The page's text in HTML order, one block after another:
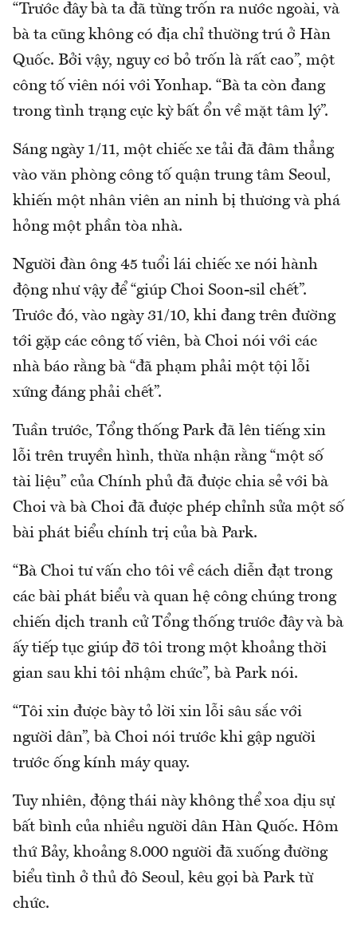
“Trước đây bà ta đã từng trốn ra nước ngoài, và
bà ta cũng không có địa chỉ thường trú ở Hàn
Quốc. Bởi vậy, nguy cơ bỏ trốn là rất cao”, một
công tố viên nói với Yonhap. “Bà ta còn đang
trong tình trạng cực kỳ bất ổn về mặt tâm lý”.
Sáng ngày 1/11, một chiếc xe tải đã đâm thẳng
vào văn phòng công tố quận trung tâm Seoul,
khiến một nhân viên an ninh bị thương và phá
hỏng một phần tòa nhà.
Người đàn ông 45 tuổi lái chiếc xe nói hành
động như vậy để “giúp Choi Soon-sil chết”.
Trước đó, vào ngày 31/10, khi đang trên đường
tới gặp các công tố viên, bà Choi nói với các
nhà báo rằng bà “đã phạm phải một tội lỗi
xứng đáng phải chết”.
Tuần trước, Tổng thống Park đã lên tiếng xin
lỗi trên truyền hình, thừa nhận rằng “một số
tài liệu” của Chính phủ đã được chia sẻ với bà
Choi và bà Choi đã được phép chỉnh sửa một số
bài phát biểu chính trị của bà Park.
“Bà Choi tư vấn cho tôi về cách diễn đạt trong
các bài phát biểu và quan hệ công chúng trong
chiến dịch tranh cử Tổng thống trước đây và bà
ấy tiếp tục giúp đỡ tôi trong một khoảng thời
gian sau khi tôi nhậm chức”, bà Park nói.
“Tôi xin được bày tỏ lời xin lỗi sâu sắc với
người dân”, bà Choi nói trước khi gập người
trước ống kính máy quay.
Tuy nhiên, động thái này không thể xoa dịu sự
bất bình của nhiều người dân Hàn Quốc. Hôm
thứ Bảy, khoảng 8.000 người đã xuống đường
biểu tình ở thủ đô Seoul, kêu gọi bà Park từ
chức.